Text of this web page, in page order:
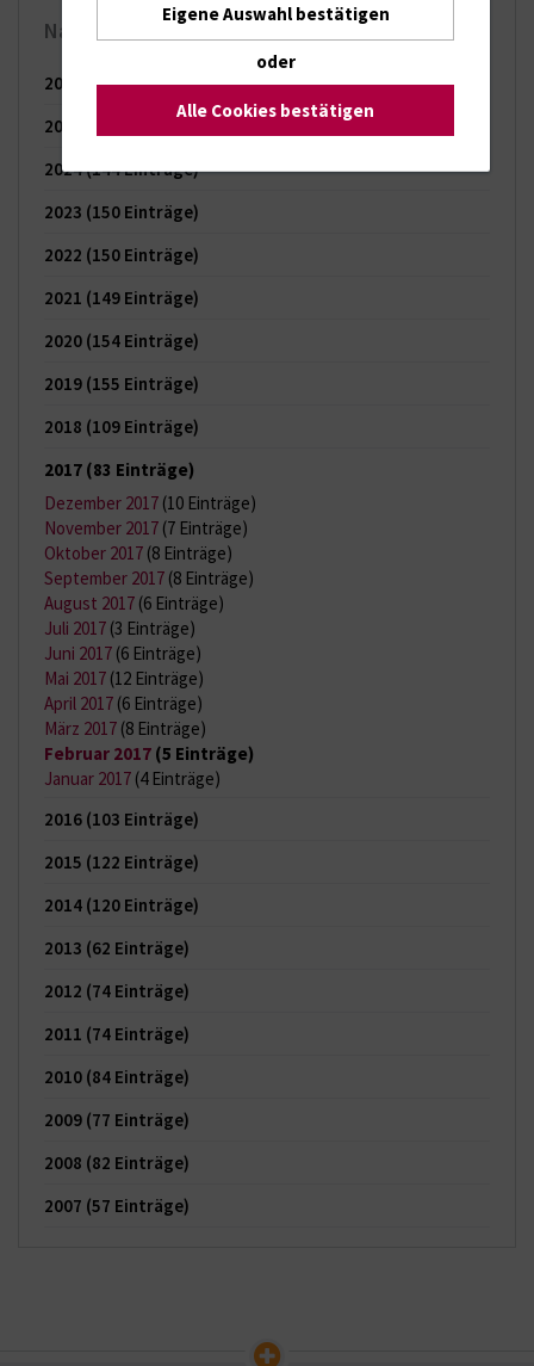
Nachrichten-Archiv
2026
(65 Einträge)
2025
2024(144 Einträge)
2023 (150 Einträge)
2022 (150 Einträge)
2021 (149 Einträge)
2020 (154 Einträge)
2019 (155 Einträge)
2018 (109 Einträge)
2017 (83 Einträge)
Dezember 2017 (10 Einträge)
November 2017 (7 Einträge)
Oktober 2017 (8 Einträge)
September 2017 (8 Einträge)
August 2017 (6 Einträge)
Juli 2017 (3 Einträge)
Juni 2017 (6 Einträge)
Mai 2017 (12 Einträge)
April 2017 (6 Einträge)
März 2017 (8 Einträge)
Februar 2017 (5 Einträge)
Januar 2017 (4 Einträge)
2016 (103 Einträge)
2015 (122 Einträge)
2014 (120 Einträge)
2013 (62 Einträge)
2012 (74 Einträge)
2011 (74 Einträge)
2010 (84 Einträge)
2009 (77 Einträge)
2008 (82 Einträge)
2007 (57 Einträge)
Eigene Auswahl bestätigen
oder
Alle Cookies bestätigen